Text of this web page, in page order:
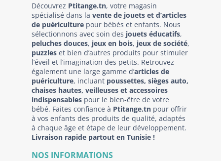
Découvrez Ptitange.tn, votre magasin
spécialisé dans la vente de jouets et d’articles
de puériculture pour bébés et enfants. Nous
sélectionnons avec soin des jouets éducatifs,
peluches douces, jeux en bois, jeux de société,
puzzles et bien d’autres produits pour stimuler
l’éveil et l’imagination des petits. Retrouvez
également une large gamme d’articles de
puériculture, incluant poussettes, sièges auto,
chaises hautes, veilleuses et accessoires
indispensables pour le bien-être de votre
bébé. Faites confiance à Ptitange.tn pour offrir
à vos enfants des produits de qualité, adaptés
à chaque âge et étape de leur développement.
Livraison rapide partout en Tunisie !
NOS INFORMATIONS